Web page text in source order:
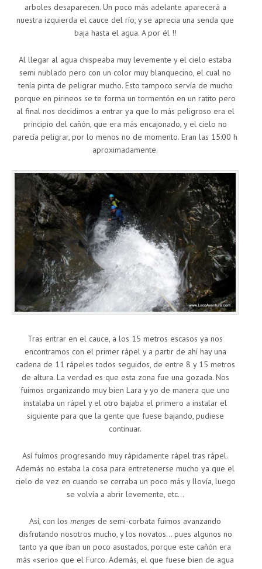
arboles desaparecen. Un poco más adelante aparecerá a
nuestra izquierda el cauce del río, y se aprecia una senda que
baja hasta el agua. A por él !!
Al llegar al agua chispeaba muy levemente y el cielo estaba
semi nublado pero con un color muy blanquecino, el cual no
tenía pinta de peligrar mucho. Esto tampoco servía de mucho
porque en pirineos se te forma un tormentón en un ratito pero
al final nos decidimos a entrar ya que lo más peligroso era el
principio del cañón, que era más encajonado, y el cielo no
parecía peligrar, por lo menos no de momento. Eran las 15:00 h
aproximadamente.
Tras entrar en el cauce, a los 15 metros escasos ya nos
encontramos con el primer rápel y a partir de ahí hay una
cadena de 11 rápeles todos seguidos, de entre 8 y 15 metros
de altura. La verdad es que esta zona fue una gozada. Nos
fuímos organizando muy bien Lara y yo de manera que uno
instalaba un rápel y el otro bajaba el primero a instalar el
siguiente para que la gente que fuese bajando, pudiese
continuar.
Así fuímos progresando muy rápidamente rápel tras rápel.
Además no estaba la cosa para entretenerse mucho ya que el
cielo de vez en cuando se cerraba un poco más y llovía, luego
se volvía a abrir levemente, etc…
Así, con los menges de semi-corbata fuimos avanzando
disfrutando nosotros mucho, y los novatos… pues algunos no
tanto ya que iban un poco asustados, porque este cañón era
más «serio» que el Furco. Además, el que fuese bien de agua